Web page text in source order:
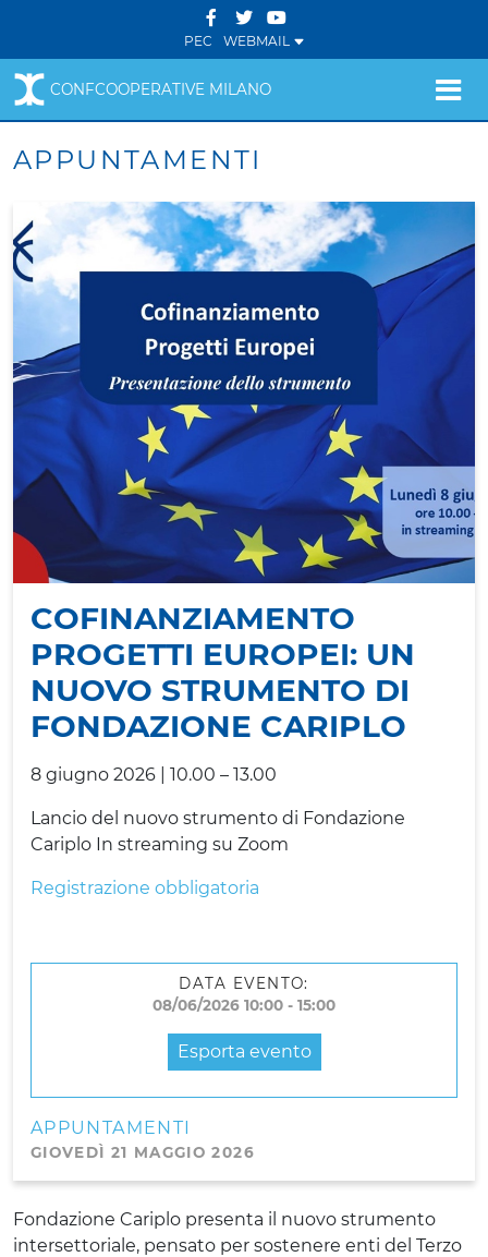
PEC WEBMAIL
CONFCOOPERATIVE MILANO
APPUNTAMENTI
COFINANZIAMENTO
PROGETTI EUROPEI: UN
NUOVO STRUMENTO DI
FONDAZIONE CARIPLO
8 giugno 2026 | 10.00 – 13.00
Lancio del nuovo strumento di Fondazione
Cariplo In streaming su Zoom
Registrazione obbligatoria
DATA EVENTO:
08/06/2026 10:00 - 15:00
Esporta evento
APPUNTAMENTI
GIOVEDÌ 21 MAGGIO 2026
Fondazione Cariplo presenta il nuovo strumento
intersettoriale, pensato per sostenere enti del Terzo